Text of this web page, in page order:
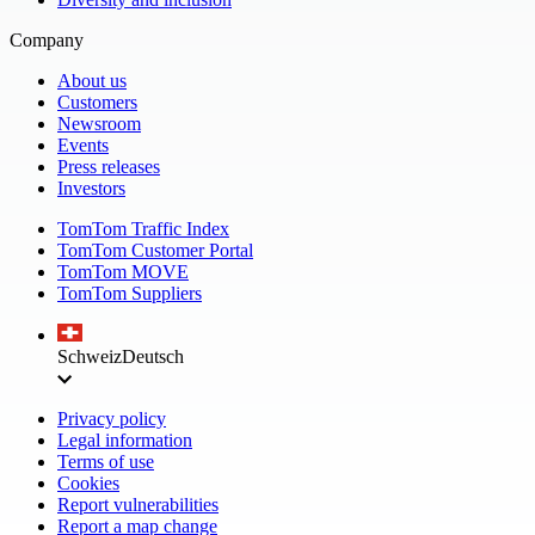
Company
About us
Customers
Newsroom
Events
Press releases
Investors
TomTom Traffic Index
TomTom Customer Portal
TomTom MOVE
TomTom Suppliers
SchweizDeutsch
Privacy policy
Legal information
Terms of use
Cookies
Report vulnerabilities
Report a map change